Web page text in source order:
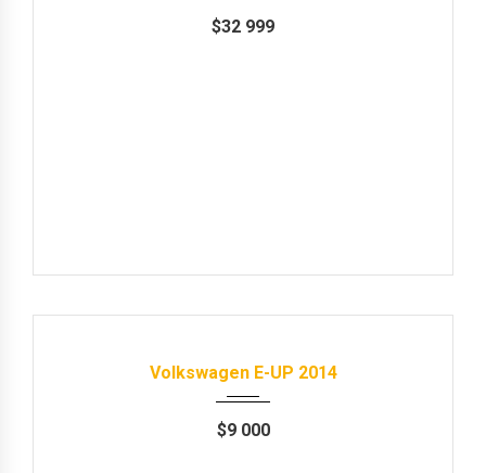
$32 999
Продані 2014 Автомат 85000 km
Volkswagen E-UP 2014
$9 000